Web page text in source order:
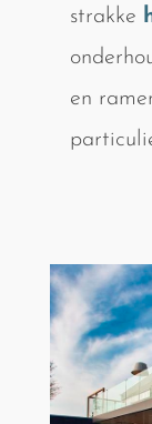
strakke
en